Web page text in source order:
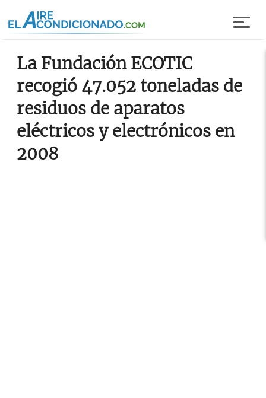
La Fundación ECOTIC
recogió 47.052 toneladas de
residuos de aparatos
eléctricos y electrónicos en
2008